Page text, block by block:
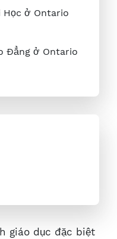
Học ở Ontario
Đẳng ở Ontario
giáo dục đặc biệt